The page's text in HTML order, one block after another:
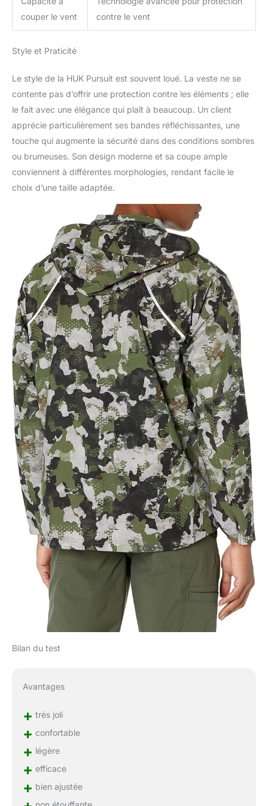
couper le vent
contre le vent
Style et Praticité
Le style de la HUK Pursuit est souvent loué. La veste ne se
contente pas d’offrir une protection contre les éléments ; elle
le fait avec une élégance qui plaît à beaucoup. Un client
apprécie particulièrement ses bandes réfléchissantes, une
touche qui augmente la sécurité dans des conditions sombres
ou brumeuses. Son design moderne et sa coupe ample
conviennent à différentes morphologies, rendant facile le
choix d’une taille adaptée.
Bilan du test
Avantages
+ très joli
+ confortable
+ légère
+ efficace
+ bien ajustée